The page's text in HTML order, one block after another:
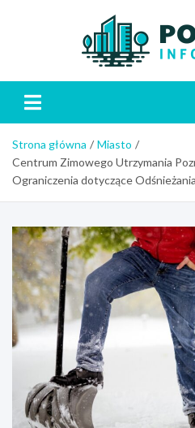
Strona główna
Miasto
Centrum Zimowego Utrzymania
Ograniczenia dotyczące Odśnieżania